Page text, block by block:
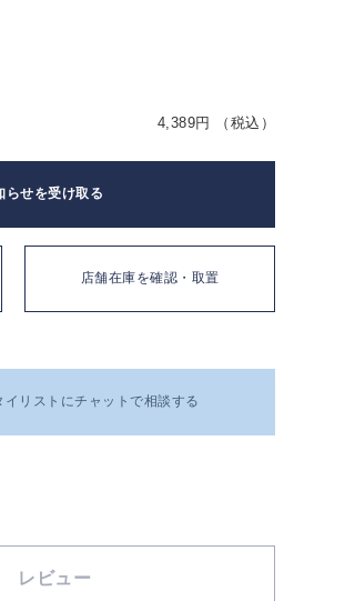
4,389円 （税込）
らせを受け取る
店舗在庫を確認・取置
リストにチャットで相談する
レビュー